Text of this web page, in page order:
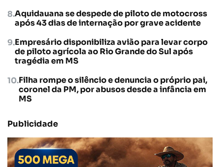
Aquidauana se despede de piloto de motocross
após 43 dias de internação por grave acidente
Empresário disponibiliza avião para levar corpo
de piloto agrícola ao Rio Grande do Sul após
tragédia em MS
Filha rompe o silêncio e denuncia o próprio pai,
coronel da PM, por abusos desde a infância em
MS
Publicidade